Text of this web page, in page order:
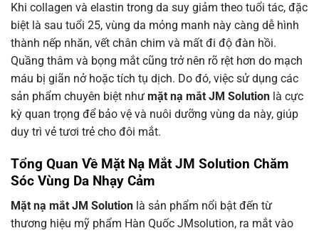
Khi collagen và elastin trong da suy giảm theo tuổi tác, đặc
biệt là sau tuổi 25, vùng da mỏng manh này càng dễ hình
thành nếp nhăn, vết chân chim và mất đi độ đàn hồi.
Quầng thâm và bọng mắt cũng trở nên rõ rệt hơn do mạch
máu bị giãn nở hoặc tích tụ dịch. Do đó, việc sử dụng các
sản phẩm chuyên biệt như mặt nạ mắt JM Solution là cực
kỳ quan trọng để bảo vệ và nuôi dưỡng vùng da này, giúp
duy trì vẻ tươi trẻ cho đôi mắt.
Tổng Quan Về Mặt Nạ Mắt JM Solution Chăm
Sóc Vùng Da Nhạy Cảm
Mặt nạ mắt JM Solution là sản phẩm nổi bật đến từ
thương hiệu mỹ phẩm Hàn Quốc JMsolution, ra mắt vào